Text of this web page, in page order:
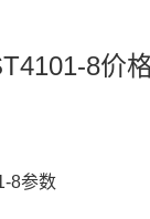
8价
8参数